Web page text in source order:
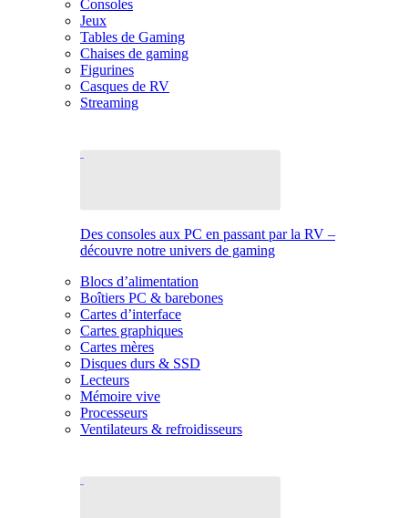
Consoles
Jeux
Tables de Gaming
Chaises de gaming
Figurines
Casques de RV
Streaming
Des consoles aux PC en passant par la RV –
découvre notre univers de gaming
Blocs d’alimentation
Boîtiers PC & barebones
Cartes d’interface
Cartes graphiques
Cartes mères
Disques durs & SSD
Lecteurs
Mémoire vive
Processeurs
Ventilateurs & refroidisseurs